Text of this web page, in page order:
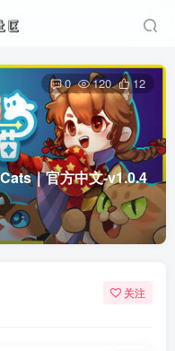
｜官方中文-v1.0.4
0 120 12
关注